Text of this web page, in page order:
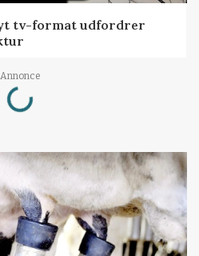
tv-format udfordrer
Annonce
Loading...